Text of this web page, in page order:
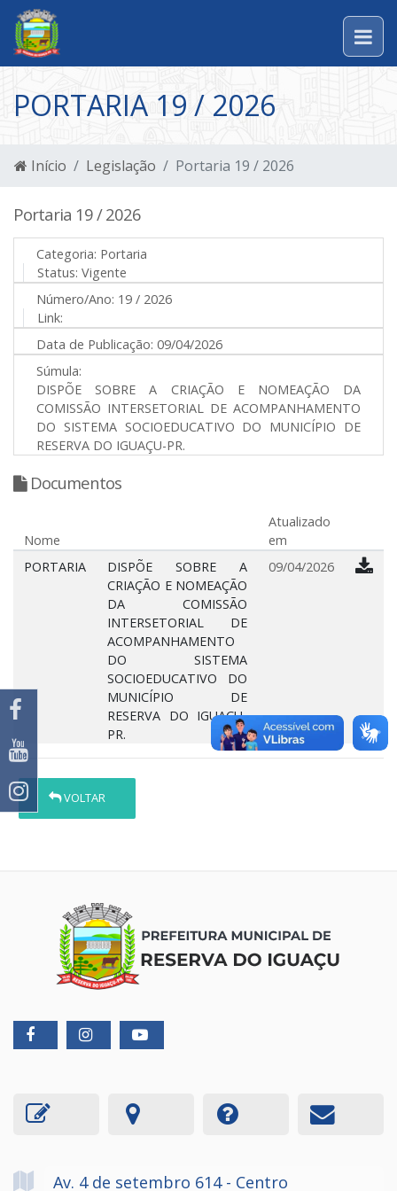
PORTARIA 19 / 2026
Início Legislação Portaria 19 / 2026
Portaria 19 / 2026
Categoria: Portaria
Status: Vigente
Número/Ano: 19 / 2026
Link:
Data de Publicação: 09/04/2026
Súmula:
DISPÕE SOBRE A CRIAÇÃO E NOMEAÇÃO DA
COMISSÃO INTERSETORIAL DE ACOMPANHAMENTO
DO SISTEMA SOCIOEDUCATIVO DO MUNICÍPIO DE
RESERVA DO IGUAÇU-PR.
Documentos
Nome
Atualizado
em
PORTARIA
DISPÕE SOBRE A
CRIAÇÃO E NOMEAÇÃO
DA COMISSÃO
INTERSETORIAL DE
ACOMPANHAMENTO
DO SISTEMA
SOCIOEDUCATIVO DO
MUNICÍPIO DE
RESERVA DO IGUAÇU-
PR.
09/04/2026
VOLTAR
Av. 4 de setembro 614 - Centro